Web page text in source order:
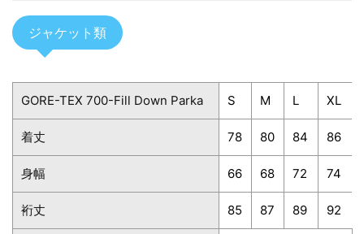
ジャケット類
GORE-TEX 700-Fill Down Parka S M L XL
着丈 78 80 84 86
身幅 66 68 72 74
裄丈 85 87 89 92